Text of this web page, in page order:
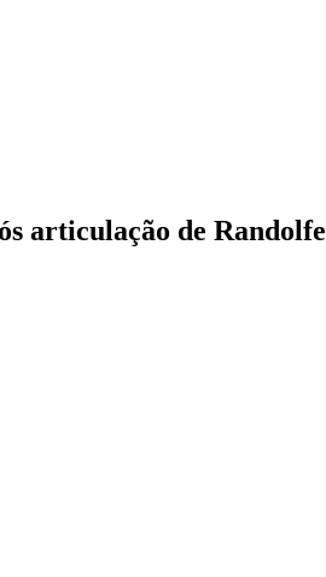
articulação de Randolfe